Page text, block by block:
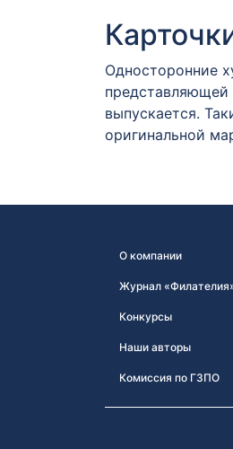
Односторонние
представляющей
выпускается.
оригинальной
О компании
Журнал
Конкурсы
Наши авторы
Комиссия по ГЗПО